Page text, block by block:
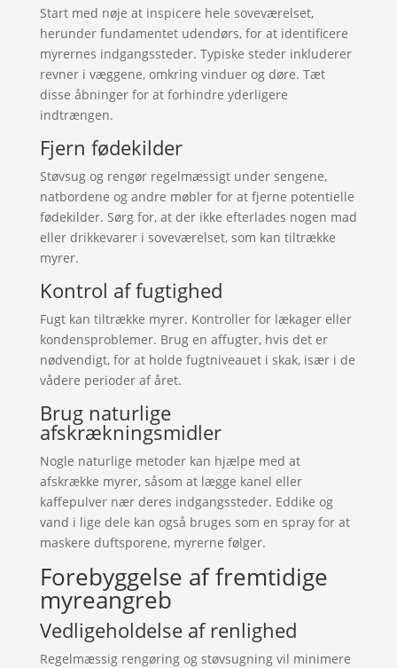
Start med nøje at inspicere hele soveværelset,
herunder fundamentet udendørs, for at identificere
myrernes indgangssteder. Typiske steder inkluderer
revner i væggene, omkring vinduer og døre. Tæt
disse åbninger for at forhindre yderligere
indtrængen.
Fjern fødekilder
Støvsug og rengør regelmæssigt under sengene,
natbordene og andre møbler for at fjerne potentielle
fødekilder. Sørg for, at der ikke efterlades nogen mad
eller drikkevarer i soveværelset, som kan tiltrække
myrer.
Kontrol af fugtighed
Fugt kan tiltrække myrer. Kontroller for lækager eller
kondensproblemer. Brug en affugter, hvis det er
nødvendigt, for at holde fugtniveauet i skak, især i de
vådere perioder af året.
Brug naturlige
afskrækningsmidler
Nogle naturlige metoder kan hjælpe med at
afskrække myrer, såsom at lægge kanel eller
kaffepulver nær deres indgangssteder. Eddike og
vand i lige dele kan også bruges som en spray for at
maskere duftsporene, myrerne følger.
Forebyggelse af fremtidige
myreangreb
Vedligeholdelse af renlighed
Regelmæssig rengøring og støvsugning vil minimere